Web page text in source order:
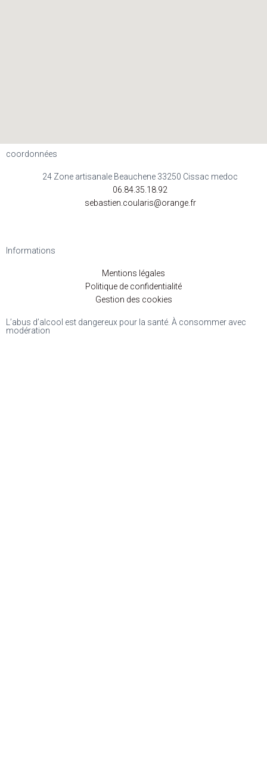
coordonnées
24 Zone artisanale Beauchene 33250 Cissac medoc
06.84.35.18.92
sebastien.coularis@orange.fr
Informations
Mentions légales
Politique de confidentialité
Gestion des cookies
L’abus d’alcool est dangereux pour la santé. À consommer avec
modération